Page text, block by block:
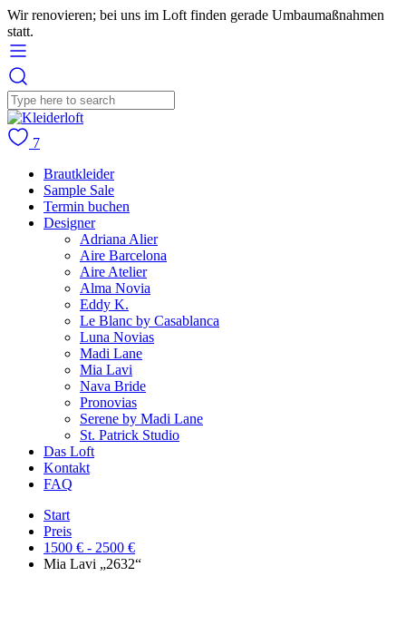
Wir renovieren; bei uns im Loft finden gerade Umbaumaßnahmen
statt.
7
Brautkleider
Sample Sale
Termin buchen
Designer
Adriana Alier
Aire Barcelona
Aire Atelier
Alma Novia
Eddy K.
Le Blanc by Casablanca
Luna Novias
Madi Lane
Mia Lavi
Nava Bride
Pronovias
Serene by Madi Lane
St. Patrick Studio
Das Loft
Kontakt
FAQ
Start
Preis
1500 € - 2500 €
Mia Lavi „2632“